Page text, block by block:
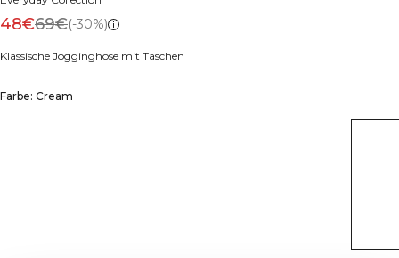
48€69€(-30%)
Klassische Jogginghose mit Taschen
Farbe: Cream